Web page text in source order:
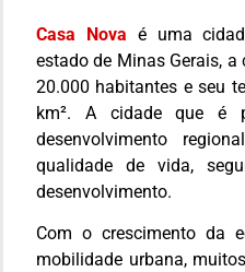
Casa Nova é uma
estado de Minas Gerais,
20.000 habitantes e seu
km². A cidade que é
desenvolvimento
qualidade de vida,
desenvolvimento.
Com o crescimento da
mobilidade urbana,